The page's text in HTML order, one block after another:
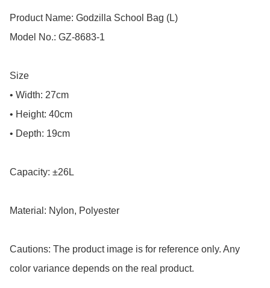
Product Name: Godzilla School Bag (L)
Model No.: GZ-8683-1
Size
• Width: 27cm
• Height: 40cm
• Depth: 19cm
Capacity: ±26L
Material: Nylon, Polyester
Cautions: The product image is for reference only. Any
color variance depends on the real product.